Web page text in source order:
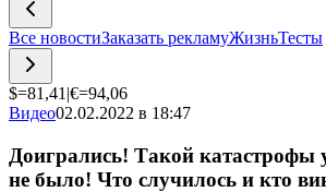
Все новостиЗаказать рекламуЖизньТесты
$=81,41 |€=94,06
Видео02.02.2022 в 18:47
Доигрались! Такой катастрофы
не было! Что случилось и кто